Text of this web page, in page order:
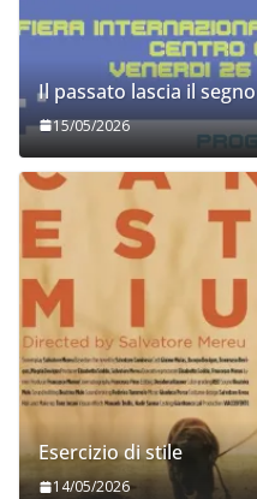
Il passato lascia il segno
15/05/2026
Esercizio di stile
14/05/2026